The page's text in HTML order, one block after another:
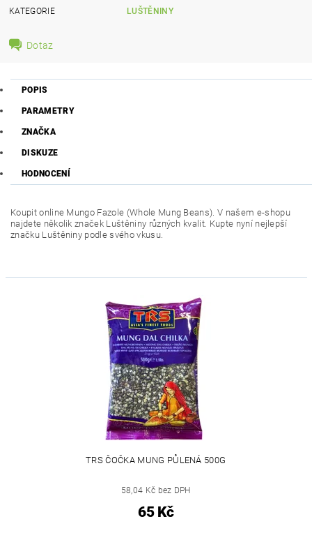
KATEGORIE
LUŠTĚNINY
Dotaz
POPIS
PARAMETRY
ZNAČKA
DISKUZE
HODNOCENÍ
Koupit online Mungo Fazole (Whole Mung Beans). V našem e-shopu
najdete několik značek Luštěniny různých kvalit. Kupte nyní nejlepší
značku Luštěniny podle svého vkusu.
TRS ČOČKA MUNG PŮLENÁ 500G
58,04 Kč bez DPH
65 Kč